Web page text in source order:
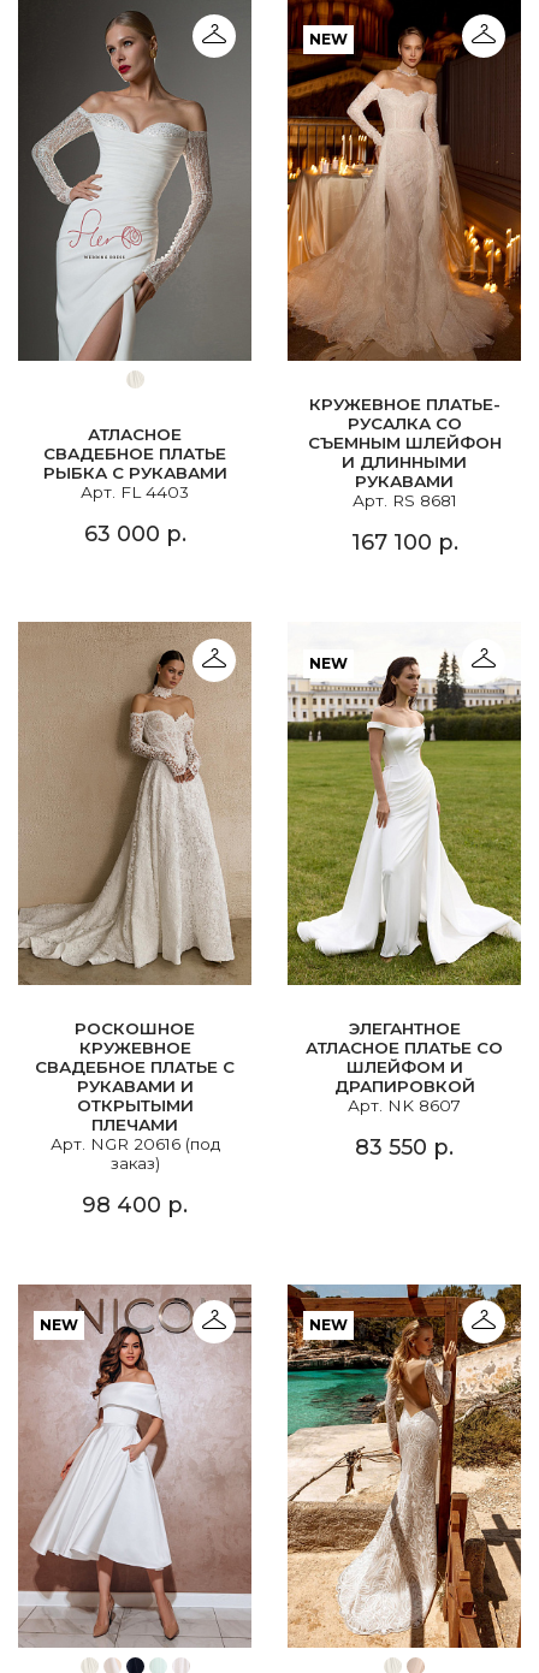
АТЛАСНОЕ
СВАДЕБНОЕ ПЛАТЬЕ
РЫБКА С РУКАВАМИ
Арт. FL 4403
63 000 р.
NEW
КРУЖЕВНОЕ ПЛАТЬЕ-
РУСАЛКА СО
СЪЕМНЫМ ШЛЕЙФОН
И ДЛИННЫМИ
РУКАВАМИ
Арт. RS 8681
167 100 р.
РОСКОШНОЕ
КРУЖЕВНОЕ
СВАДЕБНОЕ ПЛАТЬЕ С
РУКАВАМИ И
ОТКРЫТЫМИ
ПЛЕЧАМИ
Арт. NGR 20616 (под
заказ)
98 400 р.
NEW
ЭЛЕГАНТНОЕ
АТЛАСНОЕ ПЛАТЬЕ СО
ШЛЕЙФОМ И
ДРАПИРОВКОЙ
Арт. NK 8607
83 550 р.
NEW NEW